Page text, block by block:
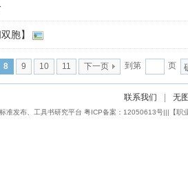
胞】
8 9 10 11 下一页 到第 页
联系我们 无
准发布、工具书研究平台 粤ICP备案：12050613号|||【